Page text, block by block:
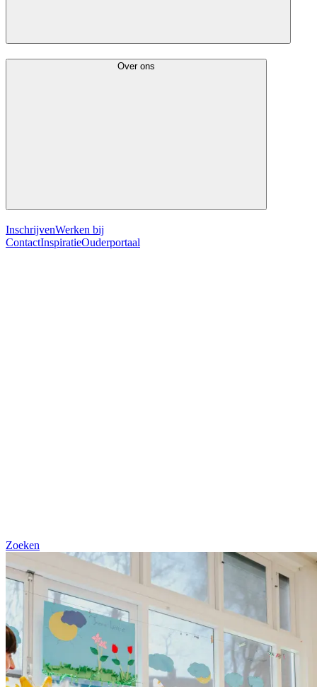
Over ons
InschrijvenWerken bij
ContactInspiratieOuderportaal
Zoeken